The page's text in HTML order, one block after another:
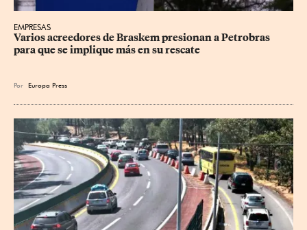
EMPRESAS
Varios acreedores de Braskem presionan a Petrobras
para que se implique más en su rescate
Por Europa Press